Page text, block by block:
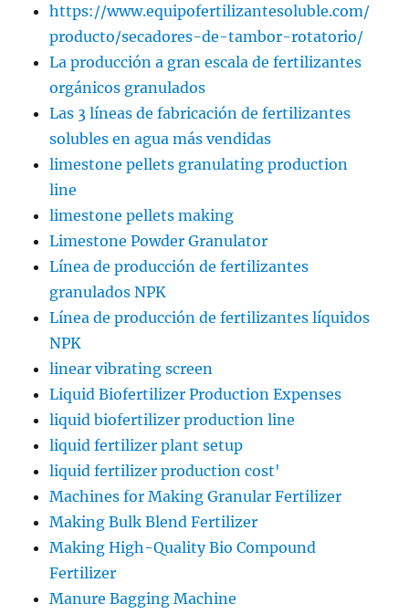
https://www.equipofertilizantesoluble.com/
producto/secadores-de-tambor-rotatorio/
La producción a gran escala de fertilizantes
orgánicos granulados
Las 3 líneas de fabricación de fertilizantes
solubles en agua más vendidas
limestone pellets granulating production
line
limestone pellets making
Limestone Powder Granulator
Línea de producción de fertilizantes
granulados NPK
Línea de producción de fertilizantes líquidos
NPK
linear vibrating screen
Liquid Biofertilizer Production Expenses
liquid biofertilizer production line
liquid fertilizer plant setup
liquid fertilizer production cost'
Machines for Making Granular Fertilizer
Making Bulk Blend Fertilizer
Making High-Quality Bio Compound
Fertilizer
Manure Bagging Machine